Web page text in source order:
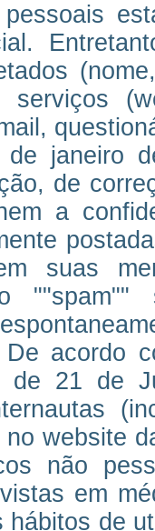
serviços
janeiro
de
a
suas
acordo
de 21 de
website
não
em
hábitos de